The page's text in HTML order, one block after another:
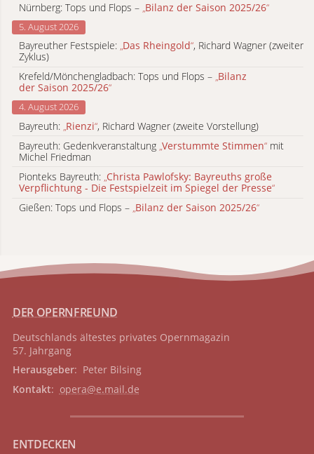
Nürnberg: Tops und Flops – „Bilanz der Saison 2025/26“
5. August 2026
Bayreuther Festspiele: „Das Rheingold“, Richard Wagner (zweiter
Zyklus)
Krefeld/Mönchengladbach: Tops und Flops – „Bilanz
der Saison 2025/26“
4. August 2026
Bayreuth: Rienzi“, Richard Wagner (zweite Vorstellung)
Bayreuth: Gedenkveranstaltung „Verstummte Stimmen“ mit
Michel Friedman
Pionteks Bayreuth: „Christa Pawlofsky: Bayreuths große
Verpflichtung - Die Festspielzeit im Spiegel der Presse“
Gießen: Tops und Flops – „Bilanz der Saison 2025/26“
DER OPERNFREUND
Deutschlands ältestes privates Opernmagazin
57. Jahrgang
Herausgeber: Peter Bilsing
Kontakt: opera@e.mail.de
ENTDECKEN